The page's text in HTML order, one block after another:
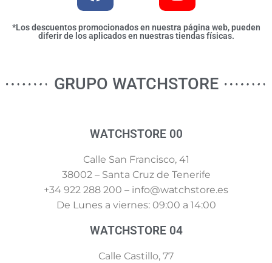
*Los descuentos promocionados en nuestra página web, pueden
diferir de los aplicados en nuestras tiendas físicas.
GRUPO WATCHSTORE
WATCHSTORE 00
Calle San Francisco, 41
38002 – Santa Cruz de Tenerife
+34 922 288 200 – info@watchstore.es
De Lunes a viernes: 09:00 a 14:00
WATCHSTORE 04
Calle Castillo, 77